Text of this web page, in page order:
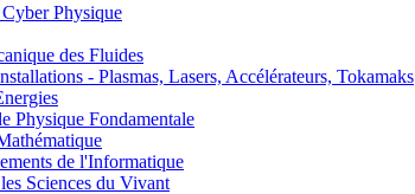
Physique
des Fluides
- Plasmas, Lasers, Accélérateurs, Tokamaks
Physique Fondamentale
de l'Informatique
Sciences du Vivant